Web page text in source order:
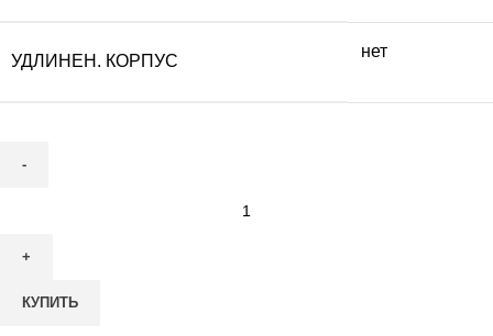
УДЛИНЕН. КОРПУС
нет
Септик
АэроКУПИТЬ